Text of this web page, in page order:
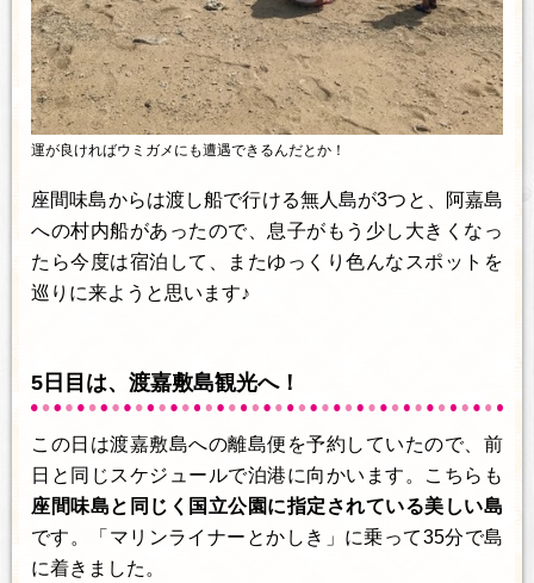
運が良ければウミガメにも遭遇できるんだとか！
座間味島からは渡し船で行ける無人島が3つと、阿嘉島
への村内船があったので、息子がもう少し大きくなっ
たら今度は宿泊して、またゆっくり色んなスポットを
巡りに来ようと思います♪
5日目は、渡嘉敷島観光へ！
この日は渡嘉敷島への離島便を予約していたので、前
日と同じスケジュールで泊港に向かいます。こちらも
座間味島と同じく国立公園に指定されている美しい島
です。「マリンライナーとかしき」に乗って35分で島
に着きました。